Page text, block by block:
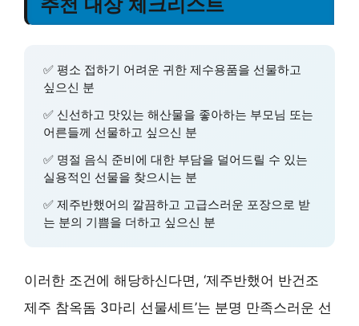
추천 대상 체크리스트
✅ 평소 접하기 어려운 귀한 제수용품을 선물하고
싶으신 분
✅ 신선하고 맛있는 해산물을 좋아하는 부모님 또는
어른들께 선물하고 싶으신 분
✅ 명절 음식 준비에 대한 부담을 덜어드릴 수 있는
실용적인 선물을 찾으시는 분
✅ 제주반했어의 깔끔하고 고급스러운 포장으로 받
는 분의 기쁨을 더하고 싶으신 분
이러한 조건에 해당하신다면, ‘제주반했어 반건조
제주 참옥돔 3마리 선물세트’는 분명 만족스러운 선